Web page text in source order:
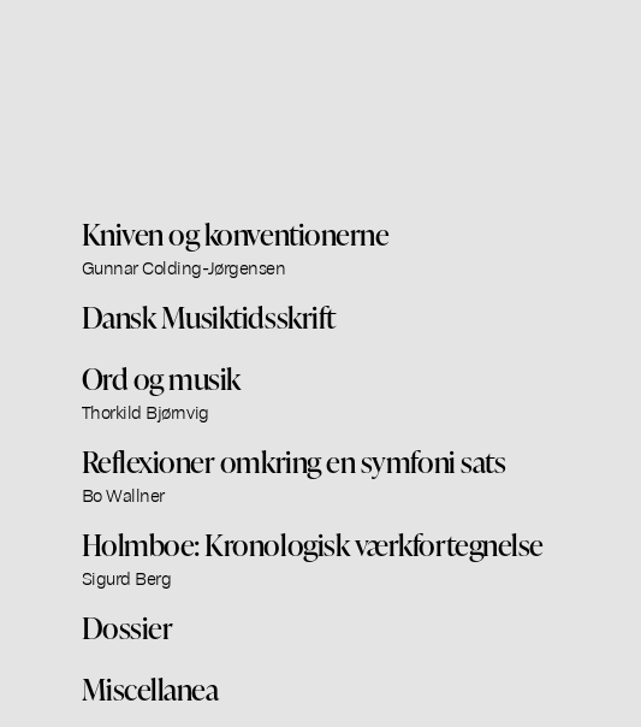
Kniven og konventionerne
Gunnar Colding-Jørgensen
Dansk Musiktidsskrift
Ord og musik
Thorkild Bjørnvig
Reflexioner omkring en symfoni sats
Bo Wallner
Holmboe: Kronologisk værkfortegnelse
Sigurd Berg
Dossier
Miscellanea